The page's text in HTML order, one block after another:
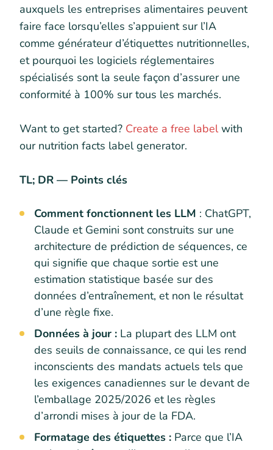
auxquels les entreprises alimentaires peuvent
faire face lorsqu’elles s’appuient sur l’IA
comme générateur d’étiquettes nutritionnelles,
et pourquoi les logiciels réglementaires
spécialisés sont la seule façon d’assurer une
conformité à 100% sur tous les marchés.
Want to get started? Create a free labelwith
our nutrition facts label generator.
TL; DR — Points clés
Comment fonctionnent les LLM : ChatGPT,
Claude et Gemini sont construits sur une
architecture de prédiction de séquences, ce
qui signifie que chaque sortie est une
estimation statistique basée sur des
données d’entraînement, et non le résultat
d’une règle fixe.
Données à jour : La plupart des LLM ont
des seuils de connaissance, ce qui les rend
inconscients des mandats actuels tels que
les exigences canadiennes sur le devant de
l’emballage 2025/2026 et les règles
d’arrondi mises à jour de la FDA.
Formatage des étiquettes : Parce que l’IA